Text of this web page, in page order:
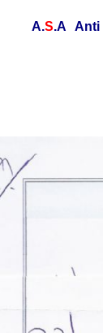
S.A Anti